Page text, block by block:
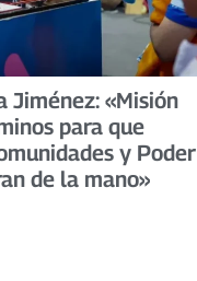
Jiménez: «Misión
para que
y Poder
de la mano»